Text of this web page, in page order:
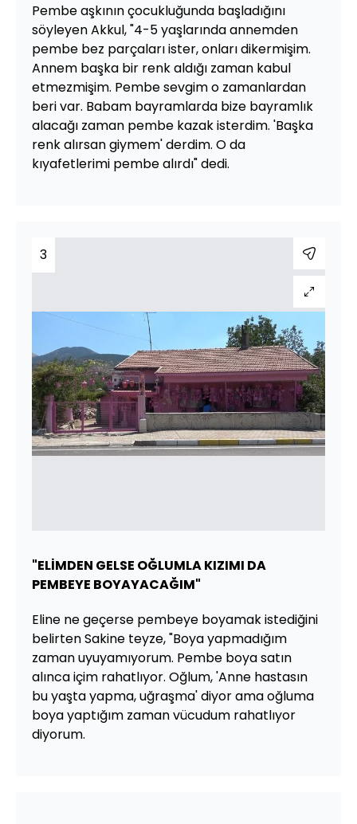
Pembe aşkının çocukluğunda başladığını
söyleyen Akkul, "4-5 yaşlarında annemden
pembe bez parçaları ister, onları dikermişim.
Annem başka bir renk aldığı zaman kabul
etmezmişim. Pembe sevgim o zamanlardan
beri var. Babam bayramlarda bize bayramlık
alacağı zaman pembe kazak isterdim. 'Başka
renk alırsan giymem' derdim. O da
kıyafetlerimi pembe alırdı" dedi.
3
"ELİMDEN GELSE OĞLUMLA KIZIMI DA
PEMBEYE BOYAYACAĞIM"
Eline ne geçerse pembeye boyamak istediğini
belirten Sakine teyze, "Boya yapmadığım
zaman uyuyamıyorum. Pembe boya satın
alınca içim rahatlıyor. Oğlum, 'Anne hastasın
bu yaşta yapma, uğraşma' diyor ama oğluma
boya yaptığım zaman vücudum rahatlıyor
diyorum.